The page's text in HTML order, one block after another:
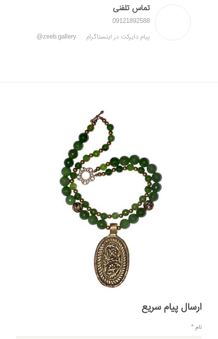
تماس تلفنی
09121892588
پیام دایرکت در اینستاگرام zeeb.gallery@
ارسال پیام سریع
نام *